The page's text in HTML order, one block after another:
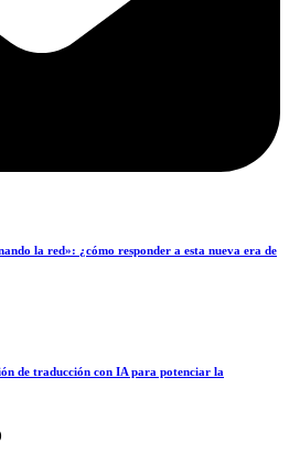
la red»: ¿cómo responder a esta nueva era de
de traducción con IA para potenciar la